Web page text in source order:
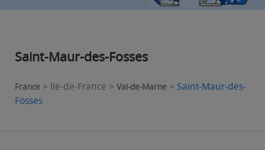
Saint-Maur-des-Fosses
France > Ile-de-France > Val-de-Marne > Saint-Maur-des-
Fosses